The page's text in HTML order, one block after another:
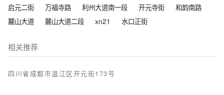
启元二街 万福寺路 利州大道南一段 开元寺街
和韵南路
麓山大道
麓山大道二段 xn21 水口正街
相关推荐
四川省成都市温江区开元街173号